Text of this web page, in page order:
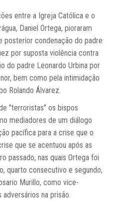
entre a Igreja Católica e o
Daniel Ortega, pioraram
posterior condenação do padre
por suposta violência contra
do padre Leonardo Urbina por
bem como pela intimidação
Rolando Álvarez.
"terroristas" os bispos
mediadores de um diálogo
pacífica para a crise que o
que se acentuou após as
passado, nas quais Ortega foi
quarto consecutivo e segundo,
Murillo, como vice-
na prisão.